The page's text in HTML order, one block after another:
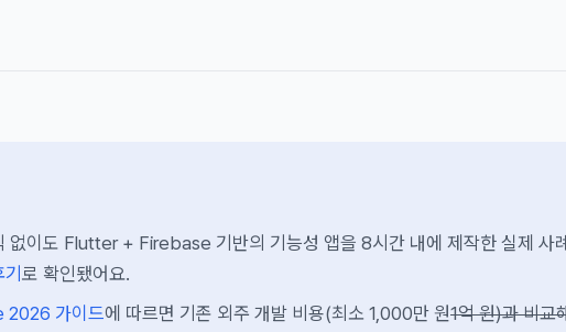
없이도 Flutter + Firebase 기반의 기능성 앱을 8시간 내에 제작한 실제 사
로 확인됐어요.
2026 가이드에 따르면 기존 외주 개발 비용(최소 1,000만 원1억 원)과 비교